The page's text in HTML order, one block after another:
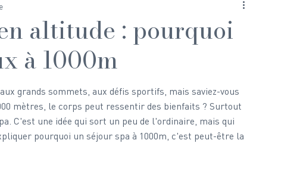
Vanoise
Anniversaire
altitude : pourquoi
à 1000m
grands sommets, aux défis sportifs, mais saviez-vous
mètres, le corps peut ressentir des bienfaits ? Surtout
C'est une idée qui sort un peu de l'ordinaire, mais qui
pourquoi un séjour spa à 1000m, c'est peut-être la